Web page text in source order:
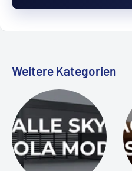
Weitere Kategorien